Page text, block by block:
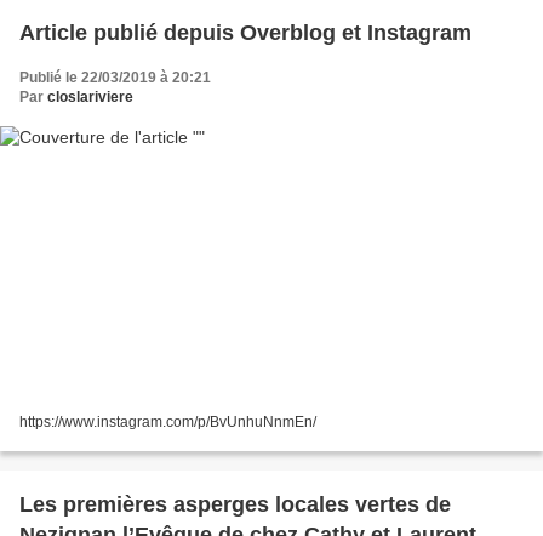
Article publié depuis Overblog et Instagram
Publié le 22/03/2019 à 20:21
Par closlariviere
https://www.instagram.com/p/BvUnhuNnmEn/
Les premières asperges locales vertes de